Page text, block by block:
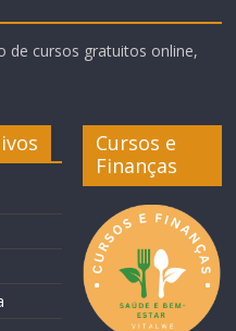
de cursos gratuitos online,
Cursos e
Finanças